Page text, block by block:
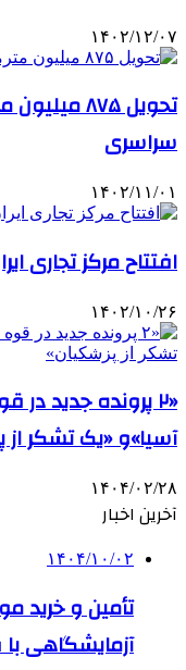
۱۴۰۲/۱۲/۰۷
تحویل ۸۷۵
سراسری
۱۴۰۲/۱۱/۰۱
افتتاح مرکز تجاری
۱۴۰۲/۱۰/۲۶
«۲ پرونده جدید در
آسیا»و «یک تشکر از
۱۴۰۴/۰۲/۲۸
آخرین اخبار
۱۴۰۴/۱۰/۰۲
تأمین و خرید
آزمایشگاهی